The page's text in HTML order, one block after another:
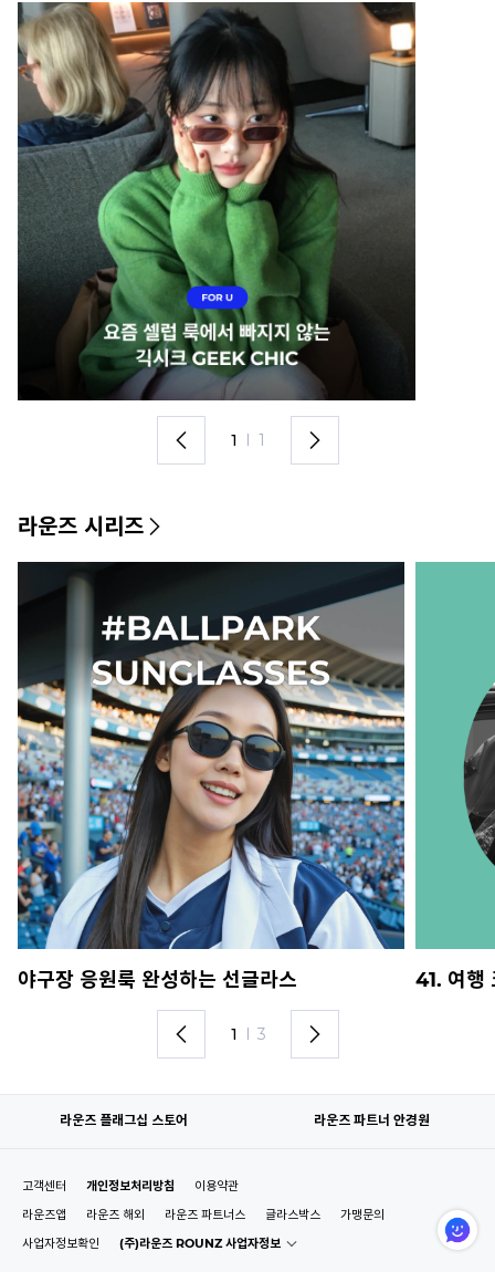
1 I 1
라운즈 시리즈
야구장 응원룩 완성하는 선글라스 41. 여행
1 I 3
라운즈 플래그십 스토어 라운즈 파트너 안경원
고객센터 개인정보처리방침
이용약관
라운즈앱
라운즈 해외 라운즈 파트너스 글라스박스
가맹문의
사업자정보확인
(주)라운즈 ROUNZ 사업자정보